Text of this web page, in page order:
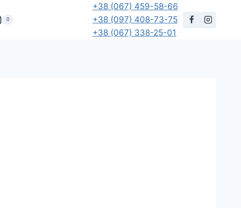
0
+38 (067) 459-58-66
+38 (097) 408-73-75
+38 (067) 338-25-01